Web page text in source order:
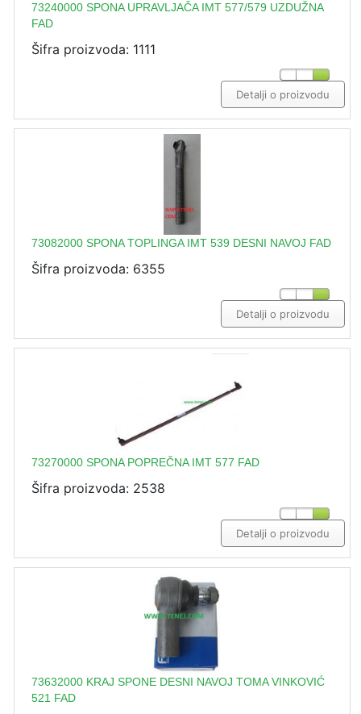
73240000 SPONA UPRAVLJAČA IMT 577/579 UZDUŽNA
FAD
Šifra proizvoda: 1111
Detalji o proizvodu
73082000 SPONA TOPLINGA IMT 539 DESNI NAVOJ FAD
Šifra proizvoda: 6355
Detalji o proizvodu
73270000 SPONA POPREČNA IMT 577 FAD
Šifra proizvoda: 2538
Detalji o proizvodu
73632000 KRAJ SPONE DESNI NAVOJ TOMA VINKOVIĆ
521 FAD